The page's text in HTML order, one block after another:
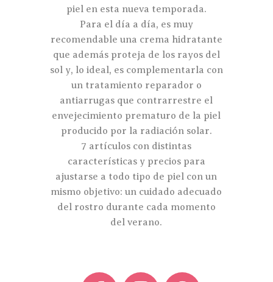
piel en esta nueva temporada.
Para el día a día, es muy
recomendable una crema hidratante
que además proteja de los rayos del
sol y, lo ideal, es complementarla con
un tratamiento reparador o
antiarrugas que contrarrestre el
envejecimiento prematuro de la piel
producido por la radiación solar.
7 artículos con distintas
características y precios para
ajustarse a todo tipo de piel con un
mismo objetivo: un cuidado adecuado
del rostro durante cada momento
del verano.